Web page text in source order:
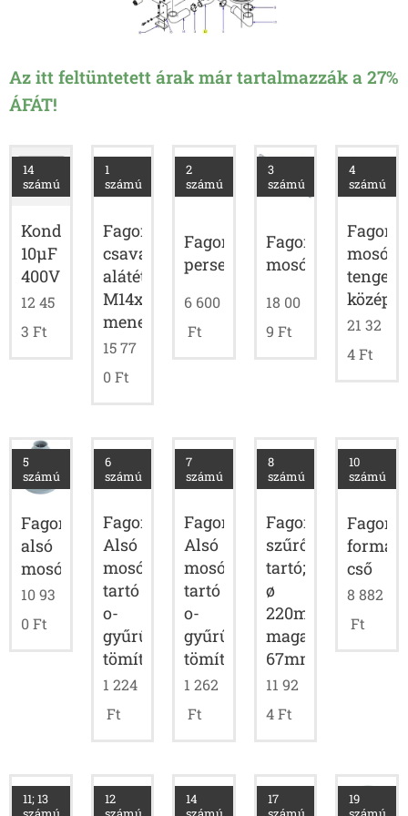
Az itt feltüntetett árak már tartalmazzák a 27%
ÁFÁT!
Kondenzátor
10µF
400V
14
számú
12 45
3 Ft
Fagor
csavaros
alátét
M14x1
menettel
1
számú
15 77
0Ft
Fagor
persely
2
számú
6 600
Ft
Fagor
mosókar
3
számú
18 00
9 Ft
Fagor
tengely
közép
4
számú
21 32
4Ft
Fagor
alsó
mosókartartó
5
számú
10 93
0Ft
Fagor
Alsó
mosókar
tartó
o-
gyűrű,
tömítés
6
számú
1 224
Ft
Fagor
Alsó
mosókar
tartó
o-
gyűrű,
tömítés
7
számú
1 262
Ft
Fagor
szűrő
tartó;
ø
220mm;
magasság:
67mm
8
számú
11 92
4Ft
Fagor
cső
10
számú
8 882
Ft
11; 13
12
14
17
19